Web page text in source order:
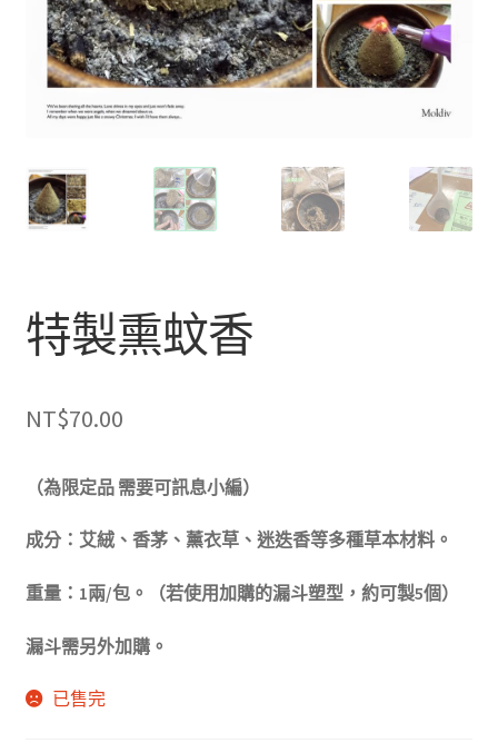
我的帳號
購物車
關於我們
特製熏蚊香
NT$70.00
（為限定品 需要可訊息小編）
成分：艾絨、香茅、薰衣草、迷迭香等多種草本材料。
重量：1兩/包。（若使用加購的漏斗塑型，約可製5個）
漏斗需另外加購。
已售完